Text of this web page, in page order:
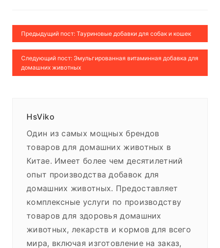
Предыдущий пост: Тауриновые добавки для собак и кошек
Следующий пост: Эмульгированная витаминная добавка для
домашних животных
HsViko
Один из самых мощных брендов
товаров для домашних животных в
Китае. Имеет более чем десятилетний
опыт производства добавок для
домашних животных. Предоставляет
комплексные услуги по производству
товаров для здоровья домашних
животных, лекарств и кормов для всего
мира, включая изготовление на заказ,